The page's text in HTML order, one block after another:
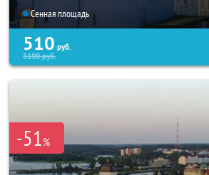
Сенная площадь
510 руб.
5190руб.
-51%